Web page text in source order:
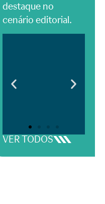
destaque no
cenário editorial.
VER TODOS